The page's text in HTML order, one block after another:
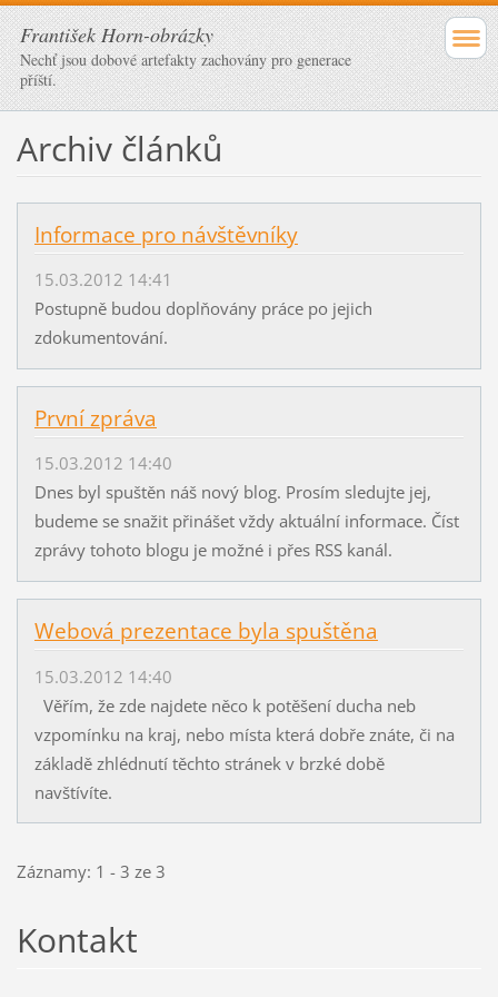
František Horn-obrázky
Nechť jsou dobové artefakty zachovány pro generace
příští.
Archiv článků
Informace pro návštěvníky
15.03.2012 14:41
Postupně budou doplňovány práce po jejich
zdokumentování.
První zpráva
15.03.2012 14:40
Dnes byl spuštěn náš nový blog. Prosím sledujte jej,
budeme se snažit přinášet vždy aktuální informace. Číst
zprávy tohoto blogu je možné i přes RSS kanál.
Webová prezentace byla spuštěna
15.03.2012 14:40
Věřím, že zde najdete něco k potěšení ducha neb
vzpomínku na kraj, nebo místa která dobře znáte, či na
základě zhlédnutí těchto stránek v brzké době
navštívíte.
Záznamy: 1 - 3 ze 3
Kontakt